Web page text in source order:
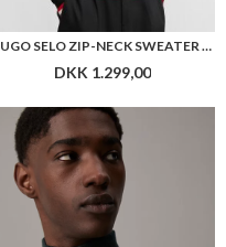
HUGO SELO ZIP-NECK SWEATER WITH CONTRAST TIPPING
DKK 1.299,00